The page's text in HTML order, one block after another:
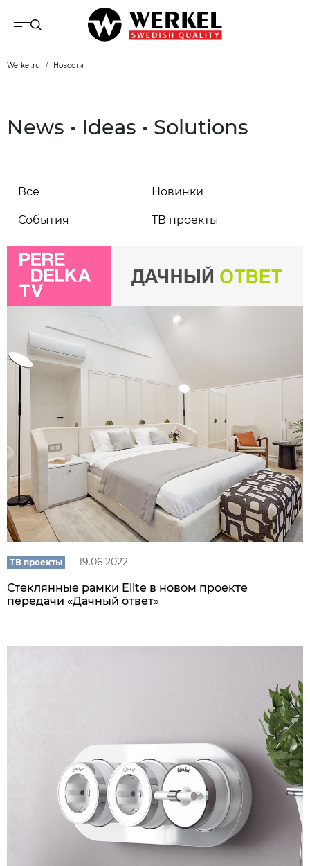
Werkel.ru Новости
News • Ideas • Solutions
Все Новинки
События ТВ проекты
ТВ проекты 19.06.2022
Стеклянные рамки Elite в новом проекте
передачи «Дачный ответ»